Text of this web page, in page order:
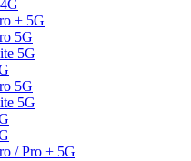
+ 5G
5G
5G
5G
5G
/ Pro + 5G